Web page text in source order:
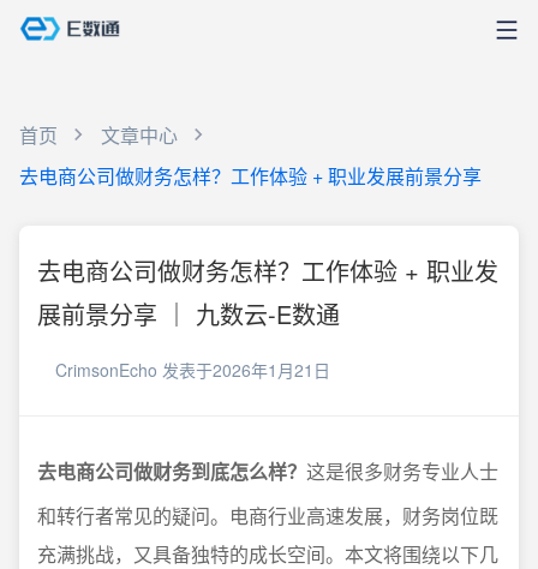
首页
文章中心
去电商公司做财务怎样？工作体验 + 职业发展前景分享
去电商公司做财务怎样？工作体验 + 职业发
展前景分享 ｜ 九数云-E数通
CrimsonEcho 发表于2026年1月21日
去电商公司做财务到底怎么样？ 这是很多财务专业人士
和转行者常见的疑问。电商行业高速发展，财务岗位既
充满挑战，又具备独特的成长空间。本文将围绕以下几